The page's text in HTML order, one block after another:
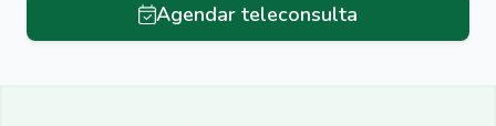
Agendar teleconsulta